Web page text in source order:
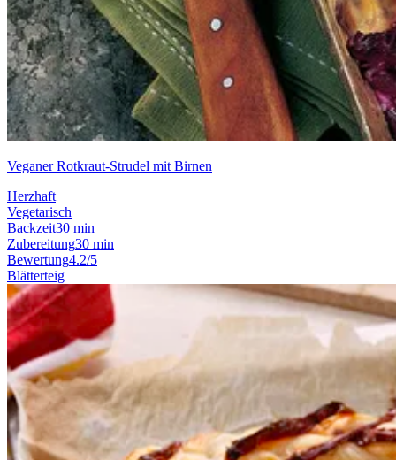
Veganer Rotkraut-Strudel mit Birnen
Herzhaft
Vegetarisch
Backzeit30 min
Zubereitung30 min
Bewertung4.2/5
Blätterteig